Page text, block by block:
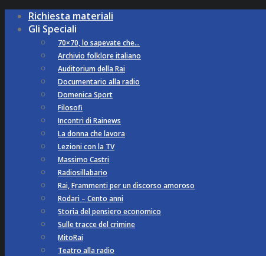
Richiesta materiali
Gli Speciali
70×70, lo sapevate che…
Archivio folklore italiano
Auditorium della Rai
Documentario alla radio
Domenica Sport
Filosofi
Incontri di Rainews
La donna che lavora
Lezioni con la TV
Massimo Castri
Radiosillabario
Rai, Frammenti per un discorso amoroso
Rodari – Cento anni
Storia del pensiero economico
Sulle tracce del crimine
MitoRai
Teatro alla radio